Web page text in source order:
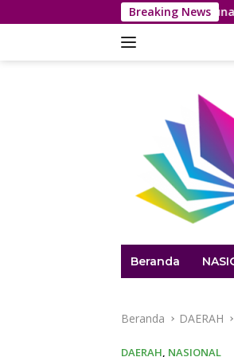
ke
Breaking News
ULP: Penyusunan HPS
Beranda
Beranda DAERAH
DAERAH, NASIONAL